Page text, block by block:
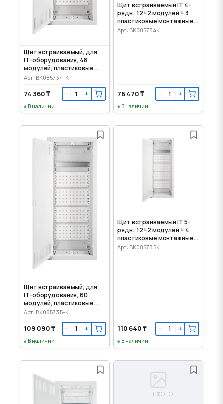
Щит встраиваемый, для
IT-оборудования, 48
модулей, пластиковые
панели
Арт: BK085734-K
74 360 ₸ − +
В наличии
Щит встраиваемый IT 4-
рядн., 12+2 модулей + 3
пластиковые монтажные
панели
Арт: BK085734K
76 470 ₸ − +
В наличии
Щит встраиваемый, для
IT-оборудования, 60
модулей, пластиковые
панели
Арт: BK085735-K
109 090 ₸ − +
В наличии
Щит встраиваемый IT 5-
рядн., 12+2 модулей + 4
пластиковые монтажные
панели
Арт: BK085735K
110 640 ₸ − +
В наличии
НЕТ ФОТО